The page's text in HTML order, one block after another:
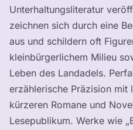
Unterhaltungsliteratur
zeichnen sich durch eine
aus und schildern oft
kleinbürgerlichem Milieu
Leben des Landadels.
erzählerische Präzision mit
kürzeren Romane und
Lesepublikum. Werke wie